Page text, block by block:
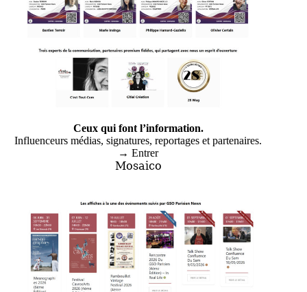
Ceux qui font l’information.
Influenceurs médias, signatures, reportages et partenaires.
→ Entrer
Mosaico